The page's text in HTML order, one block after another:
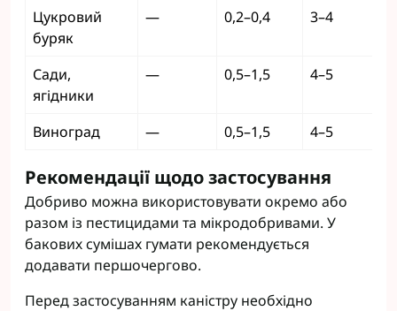
Цукровий
буряк
— 0,2–0,4 3–4
Сади,
ягідники
— 0,5–1,5 4–5
Виноград — 0,5–1,5 4–5
Рекомендації щодо застосування
Добриво можна використовувати окремо або
разом із пестицидами та мікродобривами. У
бакових сумішах гумати рекомендується
додавати першочергово.
Перед застосуванням каністру необхідно